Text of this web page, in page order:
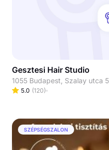
Gesztesi Hair Studio
1055 Budapest, Szalay utca
5.0 (120)
SZÉPSÉGSZALON